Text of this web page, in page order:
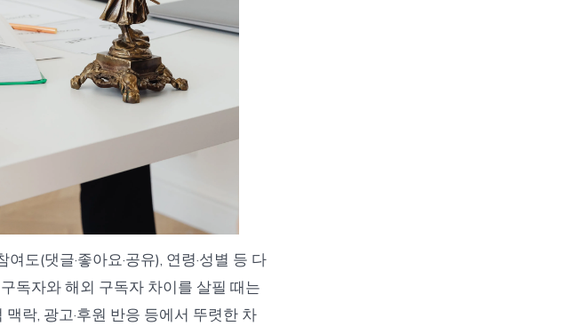
도(댓글·좋아요·공유), 연령·성별 등 다
독자와 해외 구독자 차이를 살필 때는
락, 광고·후원 반응 등에서 뚜렷한 차